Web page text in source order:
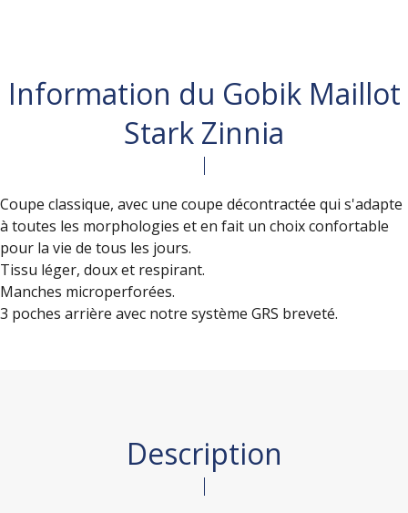
Information du Gobik Maillot
Stark Zinnia
Coupe classique, avec une coupe décontractée qui s'adapte
à toutes les morphologies et en fait un choix confortable
pour la vie de tous les jours.
Tissu léger, doux et respirant.
Manches microperforées.
3 poches arrière avec notre système GRS breveté.
Description